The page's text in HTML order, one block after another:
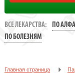
ВСЕ ЛЕКАРСТВА: ПО
ПО БОЛЕЗНЯМ
Главная страница